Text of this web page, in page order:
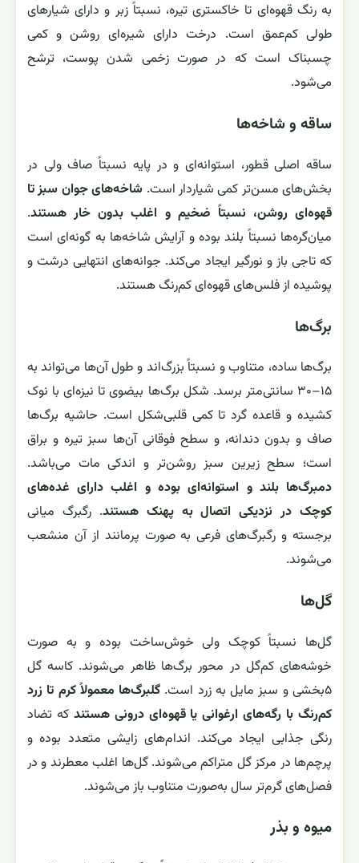
به رنگ قهوه‌ای تا خاکستری تیره، نسبتاً زبر و دارای شیارهای
طولی کم‌عمق است. درخت دارای شیره‌ای روشن و کمی
چسبناک است که در صورت زخمی شدن پوست، ترشح
می‌شود.
ساقه و شاخه‌ها
ساقه اصلی قطور، استوانه‌ای و در پایه نسبتاً صاف ولی در
بخش‌های مسن‌تر کمی شیاردار است. شاخه‌های جوان سبز تا
قهوه‌ای روشن، نسبتاً ضخیم و اغلب بدون خار هستند.
میان‌گره‌ها نسبتاً بلند بوده و آرایش شاخه‌ها به گونه‌ای است
که تاجی باز و نورگیر ایجاد می‌کند. جوانه‌های انتهایی درشت و
پوشیده از فلس‌های قهوه‌ای کم‌رنگ هستند.
برگ‌ها
برگ‌ها ساده، متناوب و نسبتاً بزرگ‌اند و طول آن‌ها می‌تواند به
۱۵–۳۰ سانتی‌متر برسد. شکل برگ‌ها بیضوی تا نیزه‌ای با نوک
کشیده و قاعده گرد تا کمی قلبی‌شکل است. حاشیه برگ‌ها
صاف و بدون دندانه، و سطح فوقانی آن‌ها سبز تیره و براق
است؛ سطح زیرین سبز روشن‌تر و اندکی مات می‌باشد.
دمبرگ‌ها بلند و استوانه‌ای بوده و اغلب دارای غده‌های
کوچک در نزدیکی اتصال به پهنک هستند. رگبرگ میانی
برجسته و رگبرگ‌های فرعی به صورت پرمانند از آن منشعب
می‌شوند.
گل‌ها
گل‌ها نسبتاً کوچک ولی خوش‌ساخت بوده و به صورت
خوشه‌های کم‌گل در محور برگ‌ها ظاهر می‌شوند. کاسه گل
۵بخشی و سبز مایل به زرد است.
گلبرگ‌ها معمولاً کرم تا زرد
کم‌رنگ با رگه‌های ارغوانی یا قهوه‌ای درونی هستند که تضاد
رنگی جذابی ایجاد می‌کند. اندام‌های زایشی متعدد بوده و
پرچم‌ها در مرکز گل متراکم می‌شوند. گل‌ها اغلب معطرند و در
فصل‌های گرم‌تر سال به‌صورت متناوب باز می‌شوند.
میوه و بذر